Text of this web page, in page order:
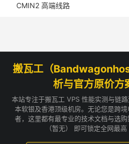
CMIN2 高端线路
搬瓦工（
析与官方原价方
本站专注于搬瓦工 VPS 性能实测与链
本软银及香港顶级机房。无论您是跨
者，这里都有最专业的技术文档与选
（暂无） 即可锁定全网最高